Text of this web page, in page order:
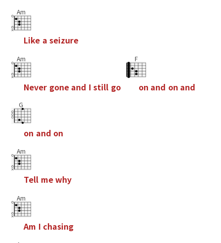
Am
Like a seizure
Am
Never gone and I still go
F
on and on and
G
on and on
Am
Tell mewhy
Am
Am I chasing